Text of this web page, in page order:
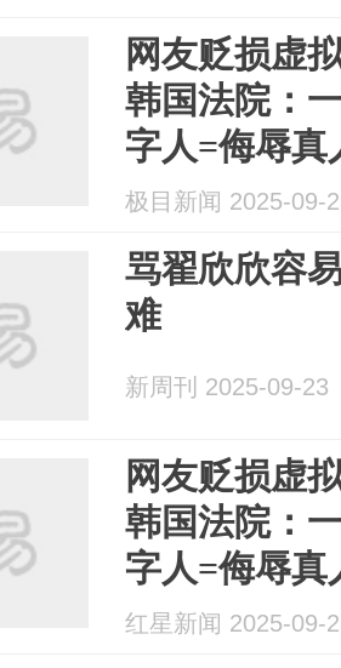
网友贬损虚
韩国法院：
字人=侮辱真
极目新闻 2025-09-
骂翟欣欣容
难
新周刊 2025-09-23
网友贬损虚
韩国法院：
字人=侮辱真
红星新闻 2025-09-